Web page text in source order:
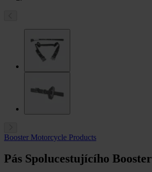
Booster Motorcycle Products
Pás Spolucestujícího Booster